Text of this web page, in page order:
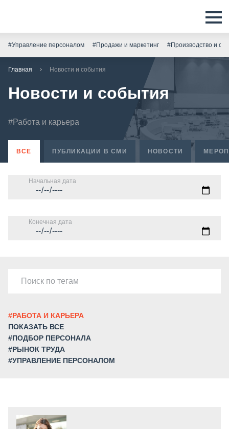
#Управление персоналом #Продажи и маркетинг #Производство и
Главная Новости и события
Новости и события
#Работа и карьера
ВСЕ ПУБЛИКАЦИИ В СМИ НОВОСТИ
Начальная дата
Конечная дата
#РАБОТА И КАРЬЕРА
ПОКАЗАТЬ ВСЕ
#ПОДБОР ПЕРСОНАЛА
#РЫНОК ТРУДА
#УПРАВЛЕНИЕ ПЕРСОНАЛОМ